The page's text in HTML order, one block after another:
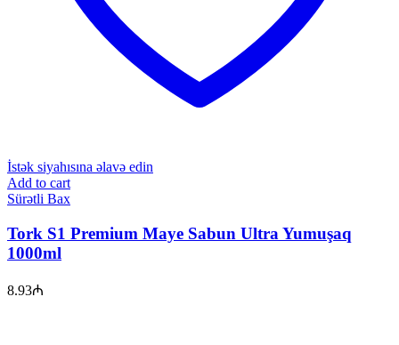
İstək siyahısına əlavə edin
Add to cart
Sürətli Bax
Tork S1 Premium Maye Sabun Ultra Yumuşaq
1000ml
8.93₼